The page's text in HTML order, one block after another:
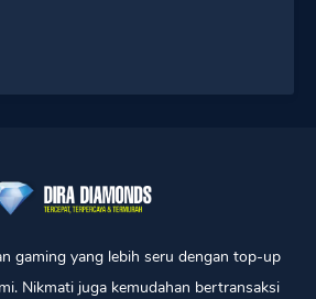
gaming yang lebih seru dengan top-up
Nikmati juga kemudahan bertransaksi